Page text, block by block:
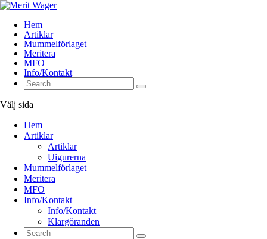
Hem
Artiklar
Mummelförlaget
Meritera
MFO
Info/Kontakt
Välj sida
Hem
Artiklar
Artiklar
Uigurerna
Mummelförlaget
Meritera
MFO
Info/Kontakt
Info/Kontakt
Klargöranden